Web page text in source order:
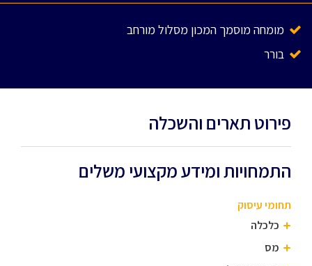
מומחה מוסמך המכון מסלול מורחב
בורר
פירוט תארים והשכלה
התמחויות ומידע מקצועי משלים
תחומי עיסוק
כלכלה
מס